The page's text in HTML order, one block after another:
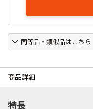
同等品・類似品はこちら
商品詳細
特長